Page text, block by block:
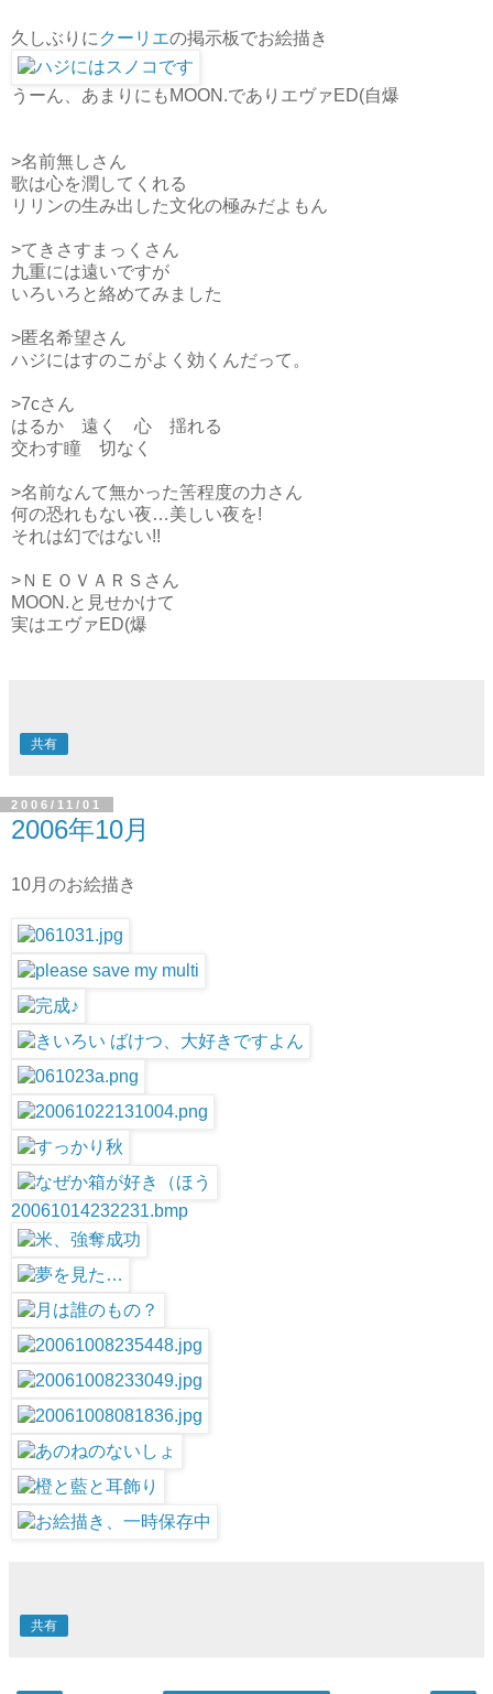
久しぶりに クーリエの掲示板でお絵描き
うーん、あまりにもMOON.でありエヴァED(自爆
>名前無しさん
歌は心を潤してくれる
リリンの生み出した文化の極みだよもん
>てきさすまっくさん
九重には遠いですが
いろいろと絡めてみました
>匿名希望さん
ハジにはすのこがよく効くんだって。
>7cさん
はるか 遠く 心 揺れる
交わす瞳 切なく
>名前なんて無かった筈程度の力さん
何の恐れもない夜…美しい夜を!
それは幻ではない!!
>ＮＥＯＶＡＲＳさん
MOON.と見せかけて
実はエヴァED(爆
共有
2006/11/01
2006年10月
10月のお絵描き
20061014232231.bmp
共有